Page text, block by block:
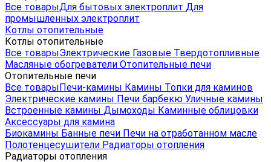
Все товарыДля бытовых электроплит Для
промышленных электроплит
Котлы отопительные
Котлы отопительные
Все товарыЭлектрические Газовые Твердотопливные
Масляные обогреватели Отопительные печи
Отопительные печи
Все товарыПечи-камины Камины Топки для каминов
Электрические камины Печи барбекю Уличные камины
Встроенные камины Дымоходы Каминные облицовки
Аксессуары для камина
Биокамины Банные печи Печи на отработанном масле
Полотенцесушители Радиаторы отопления
Радиаторы отопления